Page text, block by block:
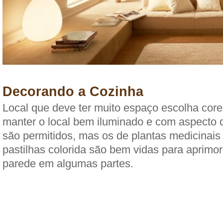
Decorando a Cozinha
Local que deve ter muito espaço escolha
manter o local bem iluminado e com aspecto
são permitidos, mas os de plantas
pastilhas colorida são bem vidas para
parede em algumas partes.